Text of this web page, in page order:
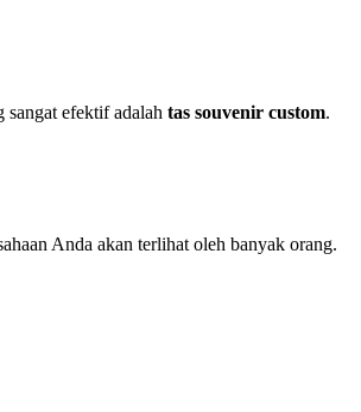
sangat efektif adalah tas souvenir custom.
Anda akan terlihat oleh banyak orang.